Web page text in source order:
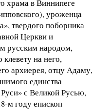
храма в Виннипеге
уроженца
твердого поборника
Церкви и
русским народом,
на него,
архиерея, отцу Адаму,
единства
с Великой Русью,
м году епископ